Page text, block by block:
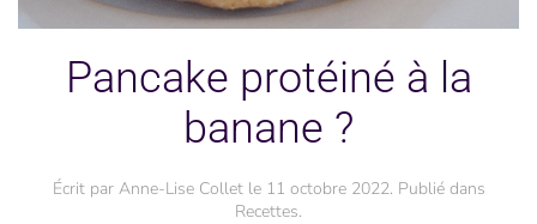
Pancake protéiné à la
banane ?
Écrit par Anne-Lise Colletle 11 octobre 2022. Publié dans
Recettes.